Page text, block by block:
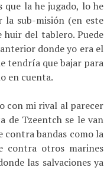
que la he jugado, lo he
la sub-misión (en este
del tablero. Puede
donde yo era el
tendría que bajar para
en cuenta.
con mi rival al parecer
de Tzeentch se le van
contra bandas como la
contra otros marines
las salvaciones ya